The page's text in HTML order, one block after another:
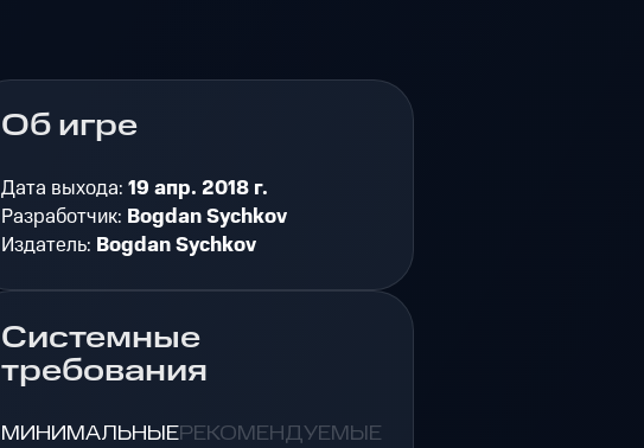
Об игре
Дата выхода:19 апр. 2018 г.
Разработчик: Bogdan Sychkov
Издатель: Bogdan Sychkov
Системные
требования
МИНИМАЛЬНЫЕРЕКОМЕНДУЕМЫЕ